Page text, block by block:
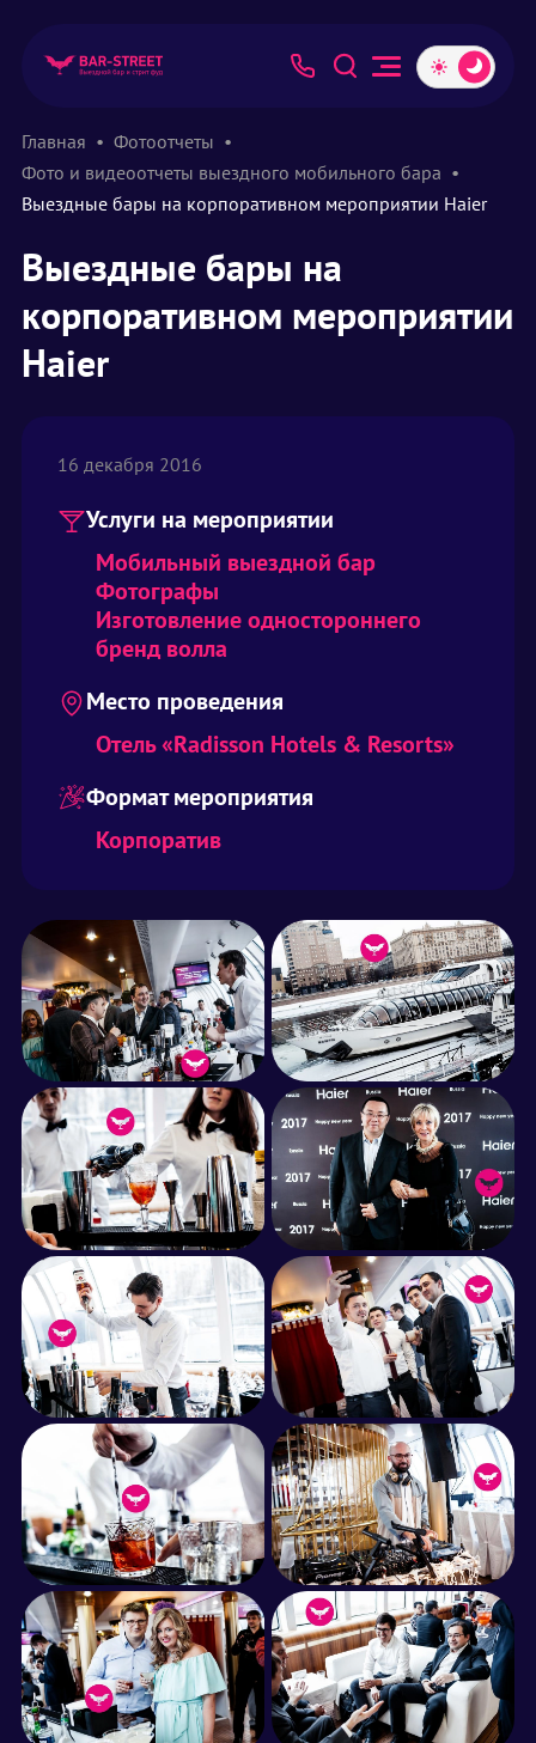
Главная
Фотоотчеты
Фото и видеоотчеты выездного мобильного бара
Выездные бары на корпоративном мероприятии Haier
Выездные бары на
корпоративном мероприятии
Haier
16 декабря 2016
Услуги на мероприятии
Мобильный выездной бар
Фотографы
Изготовление одностороннего
бренд волла
Место проведения
Отель «Radisson Hotels & Resorts»
Формат мероприятия
Корпоратив